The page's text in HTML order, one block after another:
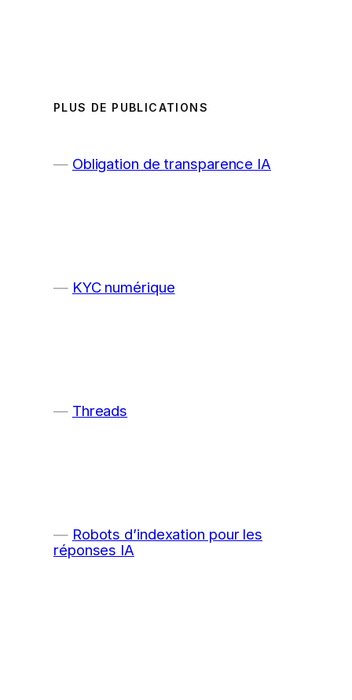
PLUS DE PUBLICATIONS
Obligation de transparence IA
KYC numérique
Threads
Robots d’indexation pour les
réponses IA